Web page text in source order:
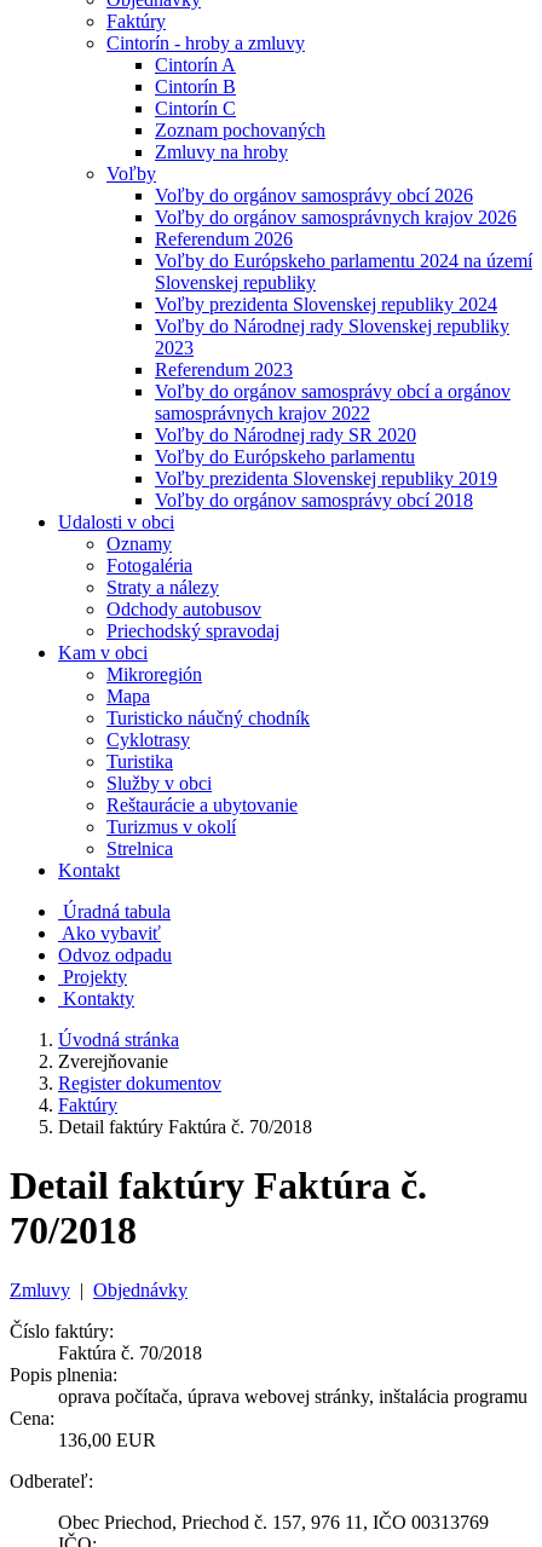
Faktúry
Cintorín - hroby a zmluvy
Cintorín A
Cintorín B
Cintorín C
Zoznam pochovaných
Zmluvy na hroby
Voľby
Voľby do orgánov samosprávy obcí 2026
Voľby do orgánov samosprávnych krajov 2026
Referendum 2026
Voľby do Európskeho parlamentu 2024 na území
Slovenskej republiky
Voľby prezidenta Slovenskej republiky 2024
Voľby do Národnej rady Slovenskej republiky
2023
Referendum 2023
Voľby do orgánov samosprávy obcí a orgánov
samosprávnych krajov 2022
Voľby do Národnej rady SR 2020
Voľby do Európskeho parlamentu
Voľby prezidenta Slovenskej republiky 2019
Voľby do orgánov samosprávy obcí 2018
Udalosti v obci
Oznamy
Fotogaléria
Straty a nálezy
Odchody autobusov
Priechodský spravodaj
Kam v obci
Mikroregión
Mapa
Turisticko náučný chodník
Cyklotrasy
Turistika
Služby v obci
Reštaurácie a ubytovanie
Turizmus v okolí
Strelnica
Kontakt
Úradná tabula
Ako vybaviť
Odvoz odpadu
Projekty
Kontakty
Úvodná stránka
Zverejňovanie
Register dokumentov
Faktúry
Detail faktúry Faktúra č. 70/2018
Detail faktúry Faktúra č.
70/2018
Zmluvy | Objednávky
Číslo faktúry:
Faktúra č. 70/2018
Popis plnenia:
oprava počítača, úprava webovej stránky, inštalácia programu
Cena:
136,00 EUR
Odberateľ:
Obec Priechod, Priechod č. 157, 976 11, IČO 00313769